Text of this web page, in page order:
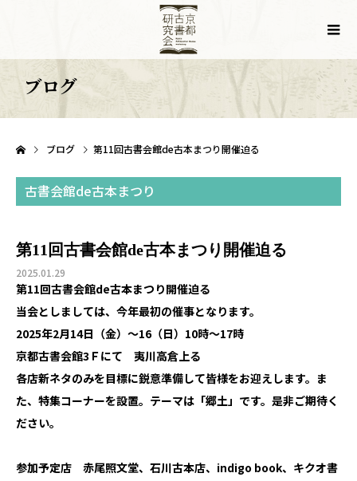
ブログ
ブログ 第11回古書会館de古本まつり開催迫る
古書会館de古本まつり
第11回古書会館de古本まつり開催迫る
2025.01.29
第11回古書会館de古本まつり開催迫る
当会としましては、今年最初の催事となります。
2025年2月14日（金）～16（日）10時～17時
京都古書会館3Ｆにて 夷川高倉上る
各店新ネタのみを目標に鋭意準備して皆様をお迎えします。ま
た、特集コーナーを設置。テーマは「郷土」です。是非ご期待く
ださい。
参加予定店 赤尾照文堂、石川古本店、indigo book、キクオ書